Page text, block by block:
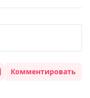
Комментировать